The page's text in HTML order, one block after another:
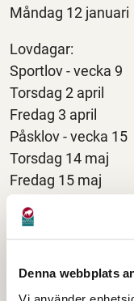
Denna webbplats
Måndag 12 januari
Lovdagar:
Sportlov - vecka 9
Torsdag 2 april
Fredag 3 april
Påsklov - vecka 15
Torsdag 14 maj
Fredag 15 maj
Skolavslutning:
Torsdag 11 juni
gymnasieskolan